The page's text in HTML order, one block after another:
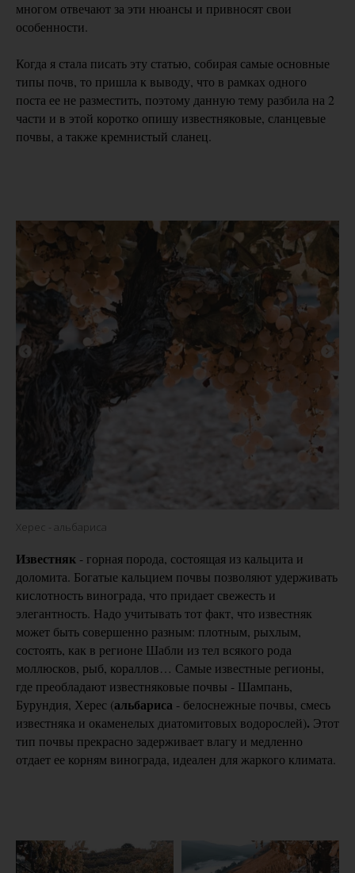
многом отвечают за эти нюансы и привносят свои
особенности.
Когда я стала писать эту статью, собирая самые основные
типы почв, то пришла к выводу, что в рамках одного
поста ее не разместить, поэтому данную тему разбила на 2
части и в этой коротко опишу известняковые, сланцевые
почвы, а также кремнистый сланец.
Херес - альбариса
Известняк - горная порода, состоящая из кальцита и
доломита. Богатые кальцием почвы позволяют удерживать
кислотность винограда, что придает свежесть и
элегантность. Надо учитывать тот факт, что известняк
может быть совершенно разным: плотным, рыхлым,
состоять, как в регионе Шабли из тел всякого рода
моллюсков, рыб, кораллов… Самые известные регионы,
где преобладают известняковые почвы - Шампань,
Бурундия, Херес (альбариса - белоснежные почвы, смесь
известняка и окаменелых диатомитовых водорослей). Этот
тип почвы прекрасно задерживает влагу и медленно
отдает ее корням винограда, идеален для жаркого климата.